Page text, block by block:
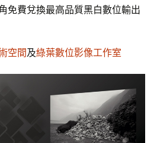
免費兌換最高品質黑白數位輸出
空間及綠葉數位影像工作室